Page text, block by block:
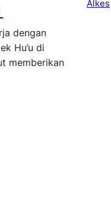
dengan
Hu’u di
memberikan